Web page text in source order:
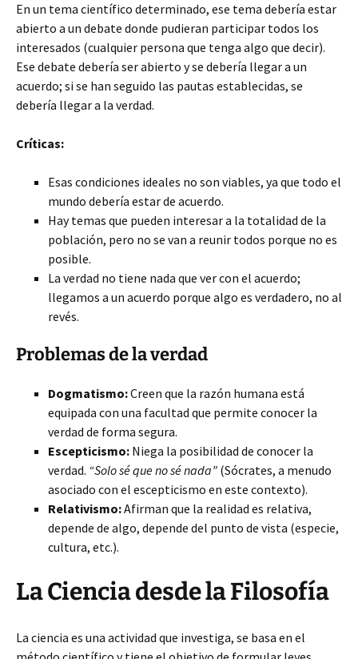
En un tema científico determinado, ese tema debería estar
abierto a un debate donde pudieran participar todos los
interesados (cualquier persona que tenga algo que decir).
Ese debate debería ser abierto y se debería llegar a un
acuerdo; si se han seguido las pautas establecidas, se
debería llegar a la verdad.
Críticas:
Esas condiciones ideales no son viables, ya que todo el
mundo debería estar de acuerdo.
Hay temas que pueden interesar a la totalidad de la
población, pero no se van a reunir todos porque no es
posible.
La verdad no tiene nada que ver con el acuerdo;
llegamos a un acuerdo porque algo es verdadero, no al
revés.
Problemas de la verdad
Dogmatismo:Creen que la razón humana está
equipada con una facultad que permite conocer la
verdad de forma segura.
Escepticismo: Niega la posibilidad de conocer la
verdad. “Solo sé que no sé nada” (Sócrates, a menudo
asociado con el escepticismo en este contexto).
Relativismo:Afirman que la realidad es relativa,
depende de algo, depende del punto de vista (especie,
cultura, etc.).
La Ciencia desde la Filosofía
La ciencia es una actividad que investiga, se basa en el